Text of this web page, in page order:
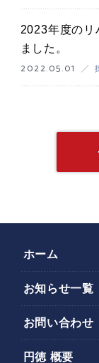
2023年度のリ
ました。
2022.05.01
ホーム
お知らせ一覧
お問い合わせ
円徳 概要